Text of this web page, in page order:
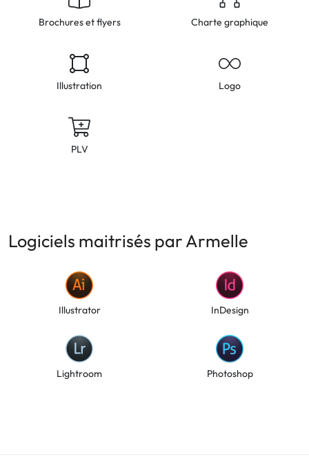
Brochures et flyers Charte graphique
Illustration Logo
PLV
Logiciels maitrisés par Armelle
Illustrator InDesign
Lightroom Photoshop